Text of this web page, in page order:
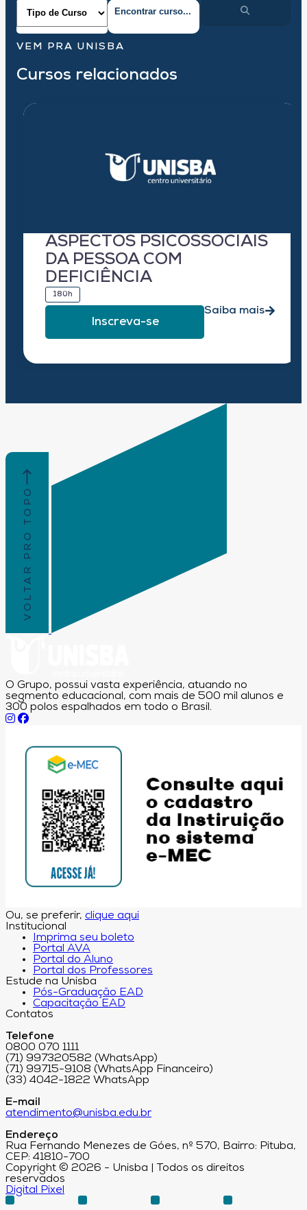
VEM PRA UNISBA
Cursos relacionados
ASPECTOS PSICOSSOCIAIS
DA PESSOA COM
DEFICIÊNCIA
180h
Inscreva-se
Saiba mais
VOLTAR PRO TOPO
O Grupo, possui vasta experiência, atuando no
segmento educacional, com mais de 500 mil alunos e
300 polos espalhados em todo o Brasil.
Ou, se preferir, clique aqui
Institucional
Imprima seu boleto
Portal AVA
Portal do Aluno
Portal dos Professores
Estude na Unisba
Pós-Graduação EAD
Capacitação EAD
Contatos
Telefone
0800 070 1111
(71) 997320582 (WhatsApp)
(71) 99715-9108 (WhatsApp Financeiro)
(33) 4042-1822 WhatsApp
E-mail
atendimento@unisba.edu.br
Endereço
Rua Fernando Menezes de Góes, nº 570, Bairro: Pituba,
CEP: 41810-700
Copyright © 2026 - Unisba | Todos os direitos
reservados
Digital Pixel